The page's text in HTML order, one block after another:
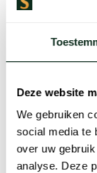
Deze website
We gebruiken
social media te
over uw
analyse. Deze
Eterna en John
maten vindt u hier .